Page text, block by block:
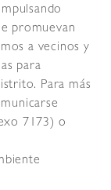
promuevan
a vecinos y
para
Para más
7173) o